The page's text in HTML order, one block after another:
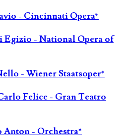
- Cincinnati Opera*
Egizio - National Opera of
- Wiener Staatsoper*
Felice - Gran Teatro
Anton - Orchestra*